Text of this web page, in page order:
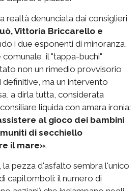
realtà denunciata dai consiglieri
Vittoria Briccarello e
i due esponenti di minoranza,
il "tappa-buchi"
non un rimedio provvisorio
definitive, ma un intervento
a dirla tutta, considerata
liquida con amara ironia:
al gioco dei bambini
di secchiello
il mare».
pezza d'asfalto sembra l'unico
capitomboli: il numero di